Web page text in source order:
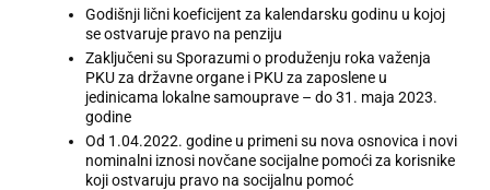
Godišnji lični koeficijent za kalendarsku godinu u kojoj
se ostvaruje pravo na penziju
Zaključeni su Sporazumi o produženju roka važenja
PKU za državne organe i PKU za zaposlene u
jedinicama lokalne samouprave – do 31. maja 2023.
godine
Od 1.04.2022. godine u primeni su nova osnovica i novi
nominalni iznosi novčane socijalne pomoći za korisnike
koji ostvaruju pravo na socijalnu pomoć